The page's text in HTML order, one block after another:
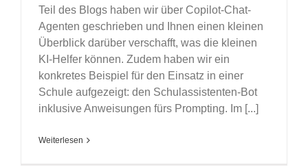
Teil des Blogs haben wir über Copilot-Chat-
Agenten geschrieben und Ihnen einen kleinen
Überblick darüber verschafft, was die kleinen
KI-Helfer können. Zudem haben wir ein
konkretes Beispiel für den Einsatz in einer
Schule aufgezeigt: den Schulassistenten-Bot
inklusive Anweisungen fürs Prompting. Im [...]
Weiterlesen